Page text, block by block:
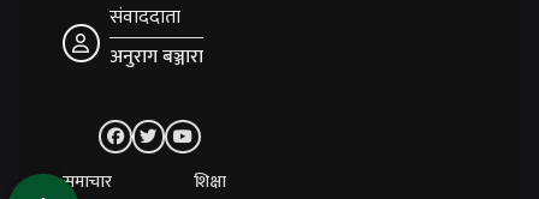
संवाददाता
अनुराग बञ्जारा
समाचार
शिक्षा